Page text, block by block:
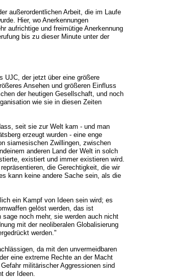
außerordentlichen Arbeit, die im Laufe
Hier, wo Anerkennungen
aufrichtige und freimütige Anerkennung
bis zu dieser Minute unter der
UJC, der jetzt über eine größere
Ansehen und größeren Einfluss
der heutigen Gesellschaft, und noch
wie sie in diesen Zeiten
seit sie zur Welt kam - und man
erzeugt wurden - eine enge
siamesischen Zwillingen, zwischen
anderen Land der Welt in solch
existiert und immer existieren wird.
die Gerechtigkeit, die wir
kann keine andere Sache sein, als die
ein Kampf von Ideen sein wird; es
gelöst werden, das ist
noch mehr, sie werden auch nicht
mit der neoliberalen Globalisierung
werden."
da mit den unvermeidbaren
eine extreme Rechte an der Macht
militärischer Aggressionen sind
der Ideen.